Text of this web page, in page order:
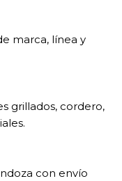
marca, línea y
grillados, cordero,
con envío